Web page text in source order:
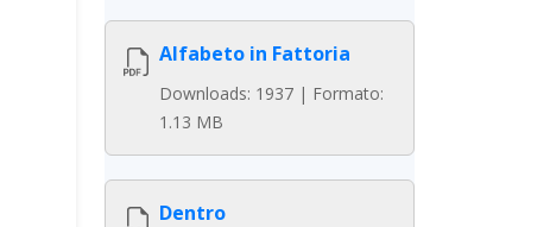
Alfabeto in Fattoria
Downloads: 1937 | Formato:
1.13 MB
Dentro